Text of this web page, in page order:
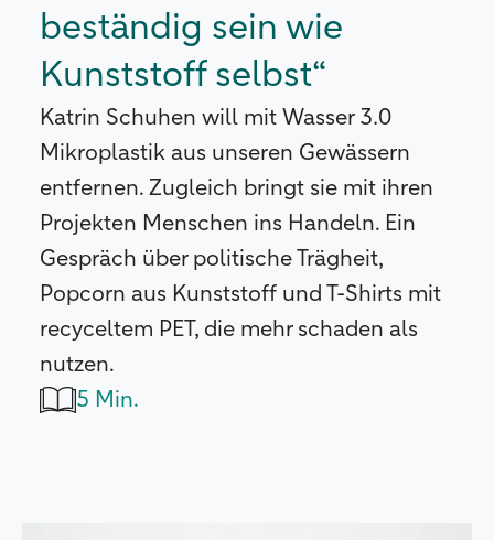
beständig sein wie
Kunststoff selbst“
Katrin Schuhen will mit Wasser 3.0
Mikroplastik aus unseren Gewässern
entfernen. Zugleich bringt sie mit ihren
Projekten Menschen ins Handeln. Ein
Gespräch über politische Trägheit,
Popcorn aus Kunststoff und T-Shirts mit
recyceltem PET, die mehr schaden als
nutzen.
5 Min.